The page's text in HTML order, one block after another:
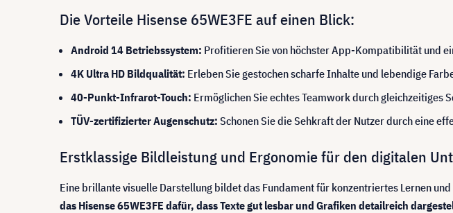
Die Vorteile Hisense 65WE3FE auf einen Blick:
Android 14 Betriebssystem: Profitieren Sie von höchster App-Kompatibilität und
4K Ultra HD Bildqualität: Erleben Sie gestochen scharfe Inhalte und lebendige
40-Punkt-Infrarot-Touch: Ermöglichen Sie echtes Teamwork durch gleichzeitiges
TÜV-zertifizierter Augenschutz: Schonen Sie die Sehkraft der Nutzer durch eine
Erstklassige Bildleistung und Ergonomie für den digitalen
Eine brillante visuelle Darstellung bildet das Fundament für konzentriertes Lernen
das Hisense 65WE3FE dafür, dass Texte gut lesbar und Grafiken detailreich